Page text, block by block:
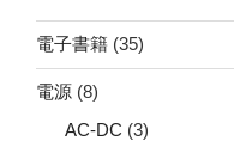
電子書籍 (35)
電源 (8)
AC-DC (3)